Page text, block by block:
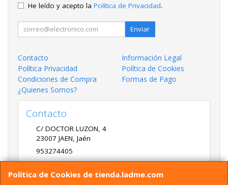
Política de Cookies de tienda.ladme.com
He leído y acepto la Política de Privacidad.
Enviar
Contacto
Información Legal
Política Privacidad
Política de Cookies
Condiciones de Compra
Formas de Pago
¿Quienes Somos?
Contacto
C/ DOCTOR LUZON, 4
23007 JAEN, Jaén
953274405
LADME@LADME.COM